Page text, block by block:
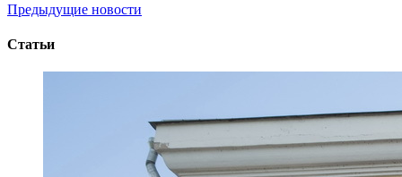
Предыдущие новости
Статьи